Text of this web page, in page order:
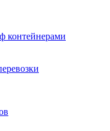
контейнерами